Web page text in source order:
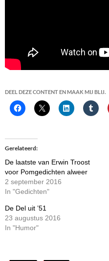
DEEL DEZE CONTENT EN MAAK MIJ BLIJ.
Gerelateerd
De laatste van Erwin Troost
voor Pomgedichten alweer
2 september 2016
In "Gedichten"
De Del uit ’51
23 augustus 2016
In "Humor"